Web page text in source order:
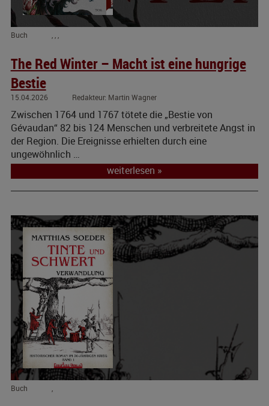
Buch
The Red Winter – Macht ist eine hungrige
Bestie
15.04.2026 Martin Wagner
Zwischen 1764 und 1767 tötete die „Bestie von
Gévaudan“ 82 bis 124 Menschen und verbreitete Angst in
der Region. Die Ereignisse erhielten durch eine
ungewöhnlich …
weiterlesen »
Buch